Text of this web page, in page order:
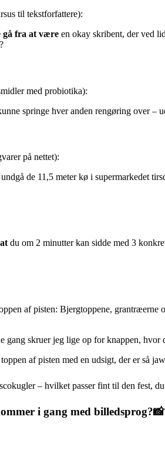
til tekstforfattere):
gå fra at være en okay skribent, der ved
med probiotika):
springe hver anden rengøring over –
på nettet):
de 11,5 meter kø i supermarkedet
du om 2 minutter kan sidde med 3
af pisten: Bjergtoppene,
gang skruer jeg lige op for knappen, hvor
toppen af pisten med en udsigt, der er så
– hvilket passer fint til den fest,
i gang med billedsprog?📸